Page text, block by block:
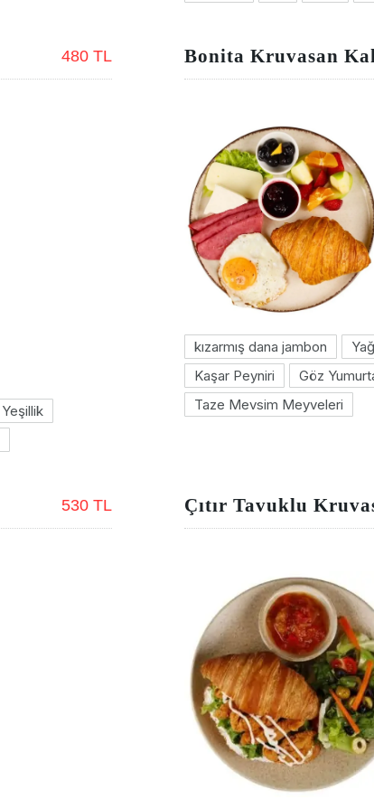
480 TL
Yeşillik
Bonita Kruvasan
kızarmış dana jambon
Kaşar Peyniri
Göz
Taze Mevsim Meyveleri
530 TL Çıtır Tavuklu